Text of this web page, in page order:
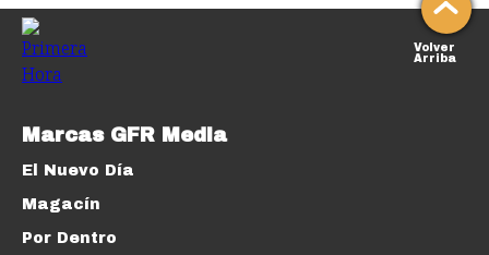
Volver
Arriba
Marcas GFR Media
El Nuevo Día
Magacín
Por Dentro